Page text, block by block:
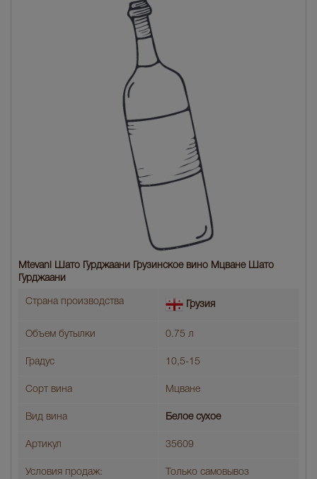
Mtevani Шато Гурджаани Грузинское вино Мцване Шато
Гурджаани
Страна производства Грузия
Объем бутылки 0.75 л
Градус 10,5-15
Сорт вина Мцване
Вид вина Белое сухое
Артикул 35609
Условия продаж: Только самовывоз